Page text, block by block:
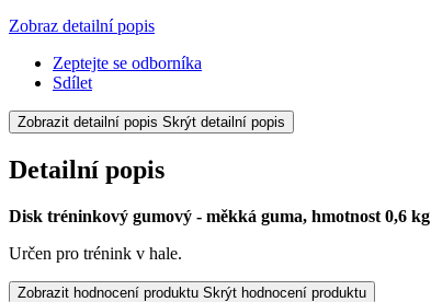
Zobraz detailní popis
Zeptejte se odborníka
Sdílet
Zobrazit detailní popis Skrýt detailní popis
Detailní popis
Disk tréninkový gumový - měkká guma, hmotnost 0,6 kg
Určen pro trénink v hale.
Zobrazit hodnocení produktu Skrýt hodnocení produktu